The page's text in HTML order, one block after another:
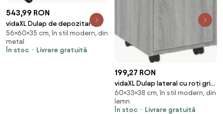
543,99 RON
vidaXL Dulap de depozitare,
verde măsliniu, 60x35x56 cm,
oțel
56×60×35 cm, în stil modern, din
metal
În stoc
Livrare gratuită
199,27 RON
vidaXL Dulap lateral cu roți gri
sonoma 33x38x60 cm lemn
prelucrat
60×33×38 cm, în stil modern, din
lemn
În stoc
Livrare gratuită